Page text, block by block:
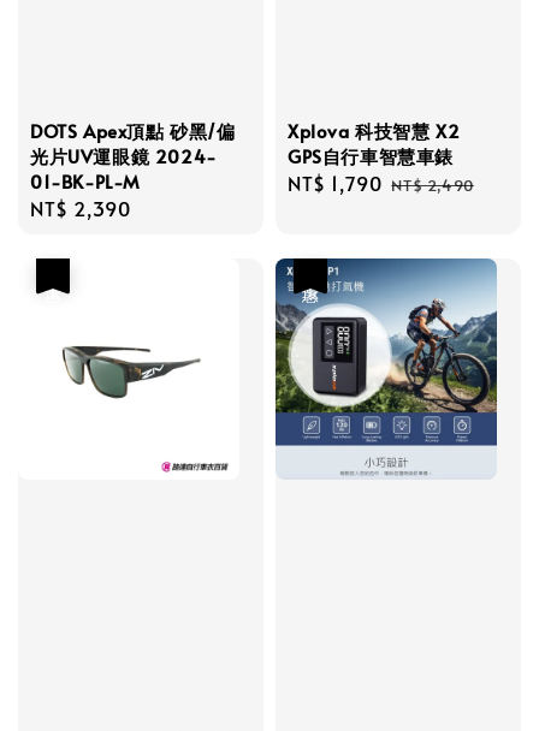
DOTS Apex頂點 砂黑/偏
光片UV運眼鏡 2024-
01-BK-PL-M
Regular
NT$ 2,390
Xplova 科技智慧 X2
GPS自行車智慧車錶
Sale
NT$ 1,790 Regular
NT$ 2,490